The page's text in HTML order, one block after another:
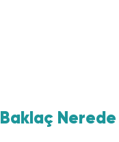
Baklaç Nerede